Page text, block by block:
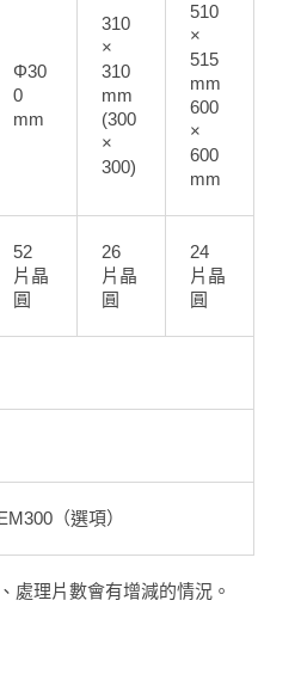
Φ30
0
mm
310
×
310
mm
(300
×
300)
510
×
515
mm
600
×
600
mm
52
片晶
圓
26
片晶
圓
24
片晶
圓
（選項）
處理片數會有增減的情況。